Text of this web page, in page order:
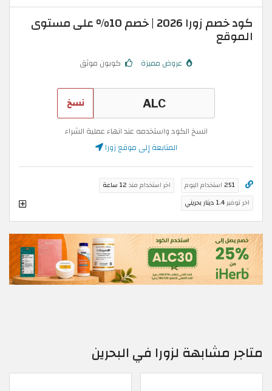
كود خصم زورا 2026 | خصم 10% على مستوى
الموقع
عروض مميزة كوبون موثق
نسخ
انسخ الكود واستخدمه عند انهاء عملية الشراء
المتابعة إلى موقع زورا
251 استخدام اليوم اخر استخدام منذ 12 ساعة
اخر توفير1.4 دينار بحريني
متاجر مشابهة لزورا في البحرين